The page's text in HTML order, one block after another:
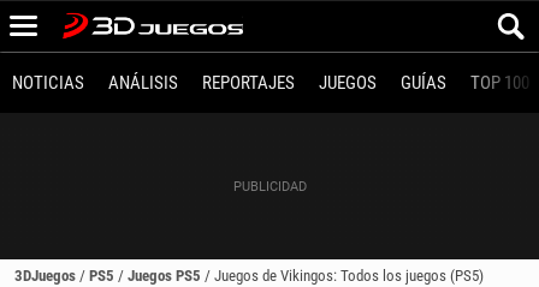
NOTICIAS ANÁLISIS REPORTAJES JUEGOS GUÍAS TOP 100
3DJuegos / PS5 / Juegos PS5 / Juegos de Vikingos: Todos los juegos (PS5)